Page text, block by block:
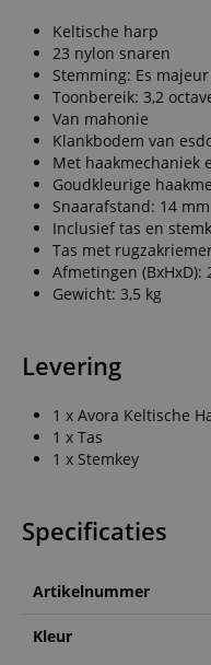
Keltische harp
23 nylon snaren
Stemming: Es
Toonbereik: 3,2
Van mahonie
Klankbodem van
Met haakmechaniek
Goudkleurige
Snaarafstand: 14 mm
Inclusief tas en
Tas met
Afmetingen (BxHxD):
Gewicht: 3,5 kg
Levering
1 x Avora Keltische
1 x Tas
1 x Stemkey
Specificaties
Artikelnummer
Kleur